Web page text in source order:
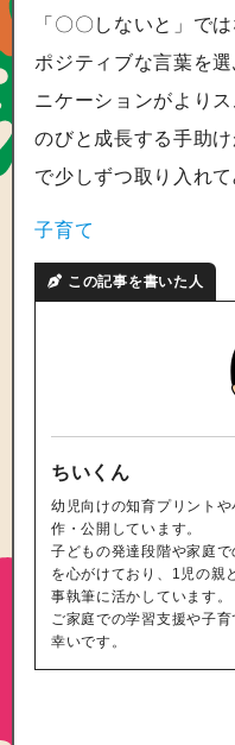
「〇〇しないと」で
ポジティブな言葉を
ニケーションがより
のびと成長する手助
で少しずつ取り入れて
子育て
この記事を書いた人
ちいくん
幼児向けの知育プリント
作・公開しています。
子どもの発達段階や家庭
を心がけており、1児の親
事執筆に活かしています。
ご家庭での学習支援や子
幸いです。